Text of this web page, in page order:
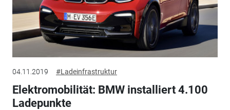
04.11.2019 #Ladeinfrastruktur
Elektromobilität: BMW installiert 4.100
Ladepunkte